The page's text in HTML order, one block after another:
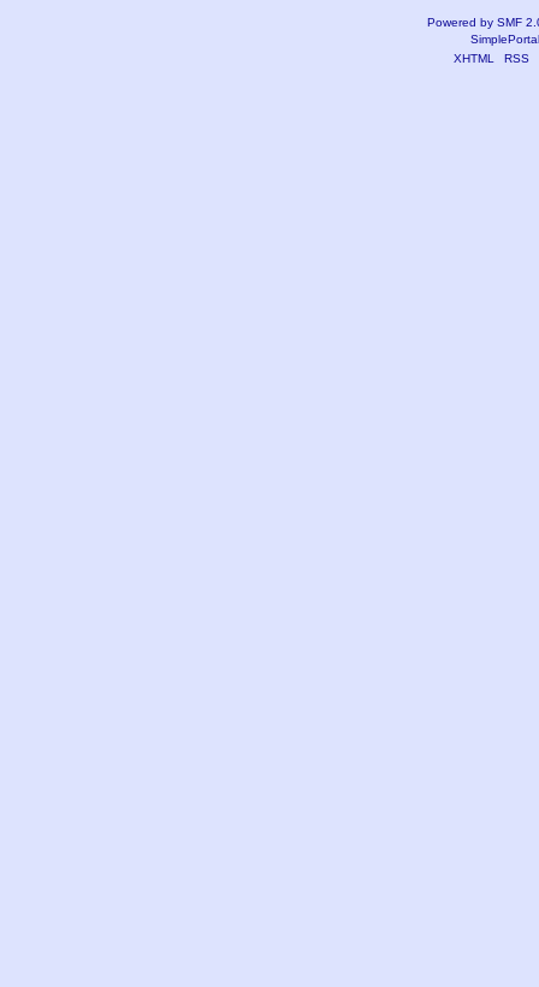
Powered by SMF
XHTML
RSS